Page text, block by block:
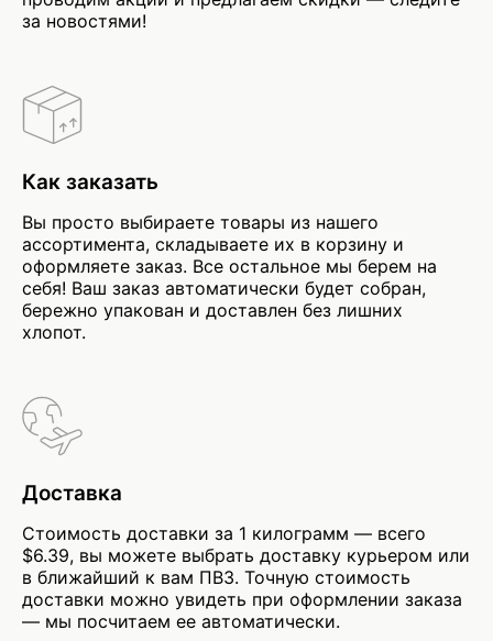
за новостями!
Как заказать
Вы просто выбираете товары из нашего
ассортимента, складываете их в корзину и
оформляете заказ. Все остальное мы берем на
себя! Ваш заказ автоматически будет собран,
бережно упакован и доставлен без лишних
хлопот.
Доставка
Стоимость доставки за 1 килограмм — всего
$6.39, вы можете выбрать доставку курьером или
в ближайший к вам ПВЗ. Точную стоимость
доставки можно увидеть при оформлении заказа
— мы посчитаем ее автоматически.